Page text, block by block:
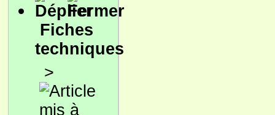
Fiches
techniques
>